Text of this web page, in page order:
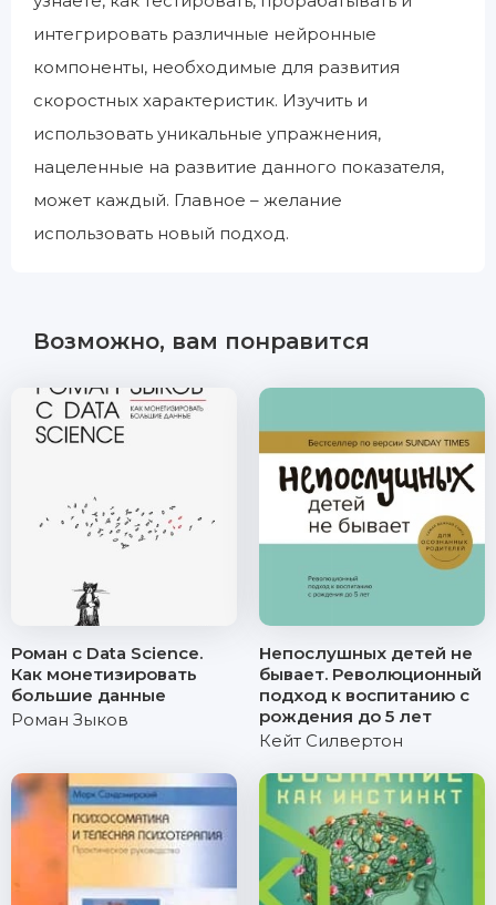
интегрировать различные нейронные
компоненты, необходимые для развития
скоростных характеристик. Изучить и
использовать уникальные упражнения,
нацеленные на развитие данного показателя,
может каждый. Главное – желание
использовать новый подход.
Возможно, вам понравится
Роман с Data Science.
Как монетизировать
большие данные
Роман Зыков
Непослушных детей не
бывает. Революционный
подход к воспитанию с
рождения до 5 лет
Кейт Силвертон